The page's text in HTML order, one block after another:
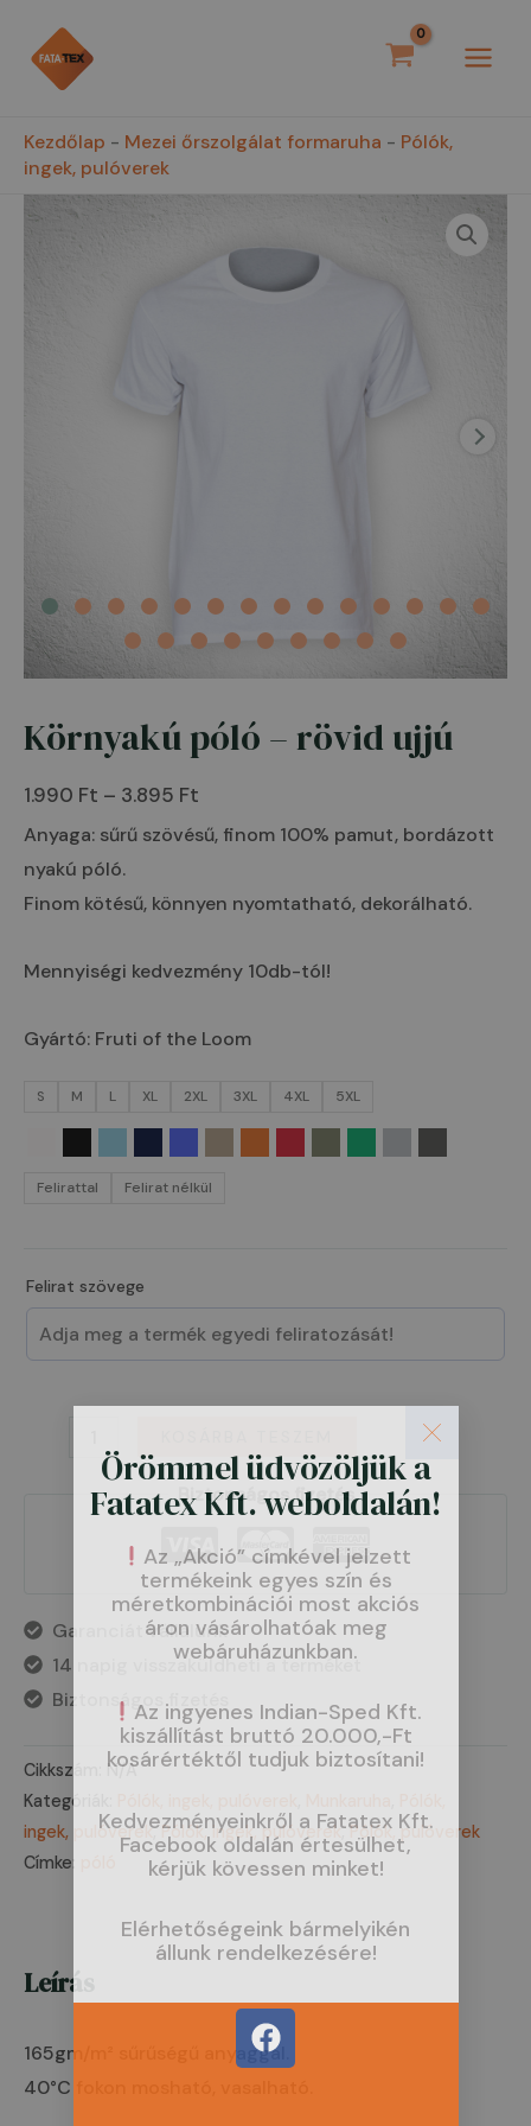
content
Kezdőlap - Mezei őrszolgálat formaruha - Pólók,
ingek, pulóverek
Környakú póló – rövid ujjú
1.990 Ft – 3.895 Ft
Ártartomány:
3.895 Ft
Anyaga: sűrű szövésű, finom 100% pamut, bordázott
nyakú póló.
Finom kötésű, könnyen nyomtatható, dekorálható.
Mennyiségi kedvezmény 10db-tól!
Gyártó: Fruti of the Loom
S M L XL 2XL 3XL 4XL 5XL
Felirattal Felirat nélkül
Felirat szövege
Környakú
-
rövid
ujjú
mennyiség
Biztonságos fizetés
Garanciát vállalunk
14 napig visszaküldheti a terméket
Biztonságos fizetés
Cikkszám: N/A
Kategóriák:
ingek, pulóverek,Pólók, ingek, pulóverek,Pólók, pulóverek
Címke:
Leírás
165gm/m² sűrűségű anyaggal.
40°C fokon mosható, vasalható.
Örömmel üdvözöljük a
Fatatex Kft. weboldalán!
Az „Akció” címkével jelzett
termékeink egyes szín és
méretkombinációi most akciós
áron vásárolhatóak meg
webáruházunkban.
Az ingyenes Indian-Sped Kft.
kiszállítást bruttó 20.000,-Ft
kosárértéktől tudjuk biztosítani!
Kedvezményeinkről a Fatatex Kft.
Facebook oldalán értesülhet,
kérjük kövessen minket!
Elérhetőségeink bármelyikén
állunk rendelkezésére!
F
a
c